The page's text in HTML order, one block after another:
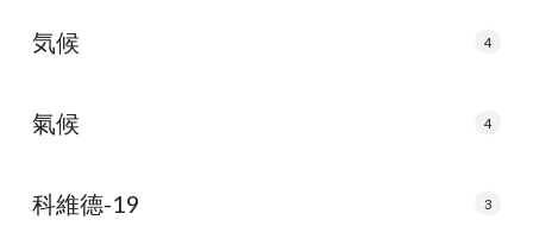
気候 4
氣候 4
科維德-19 3